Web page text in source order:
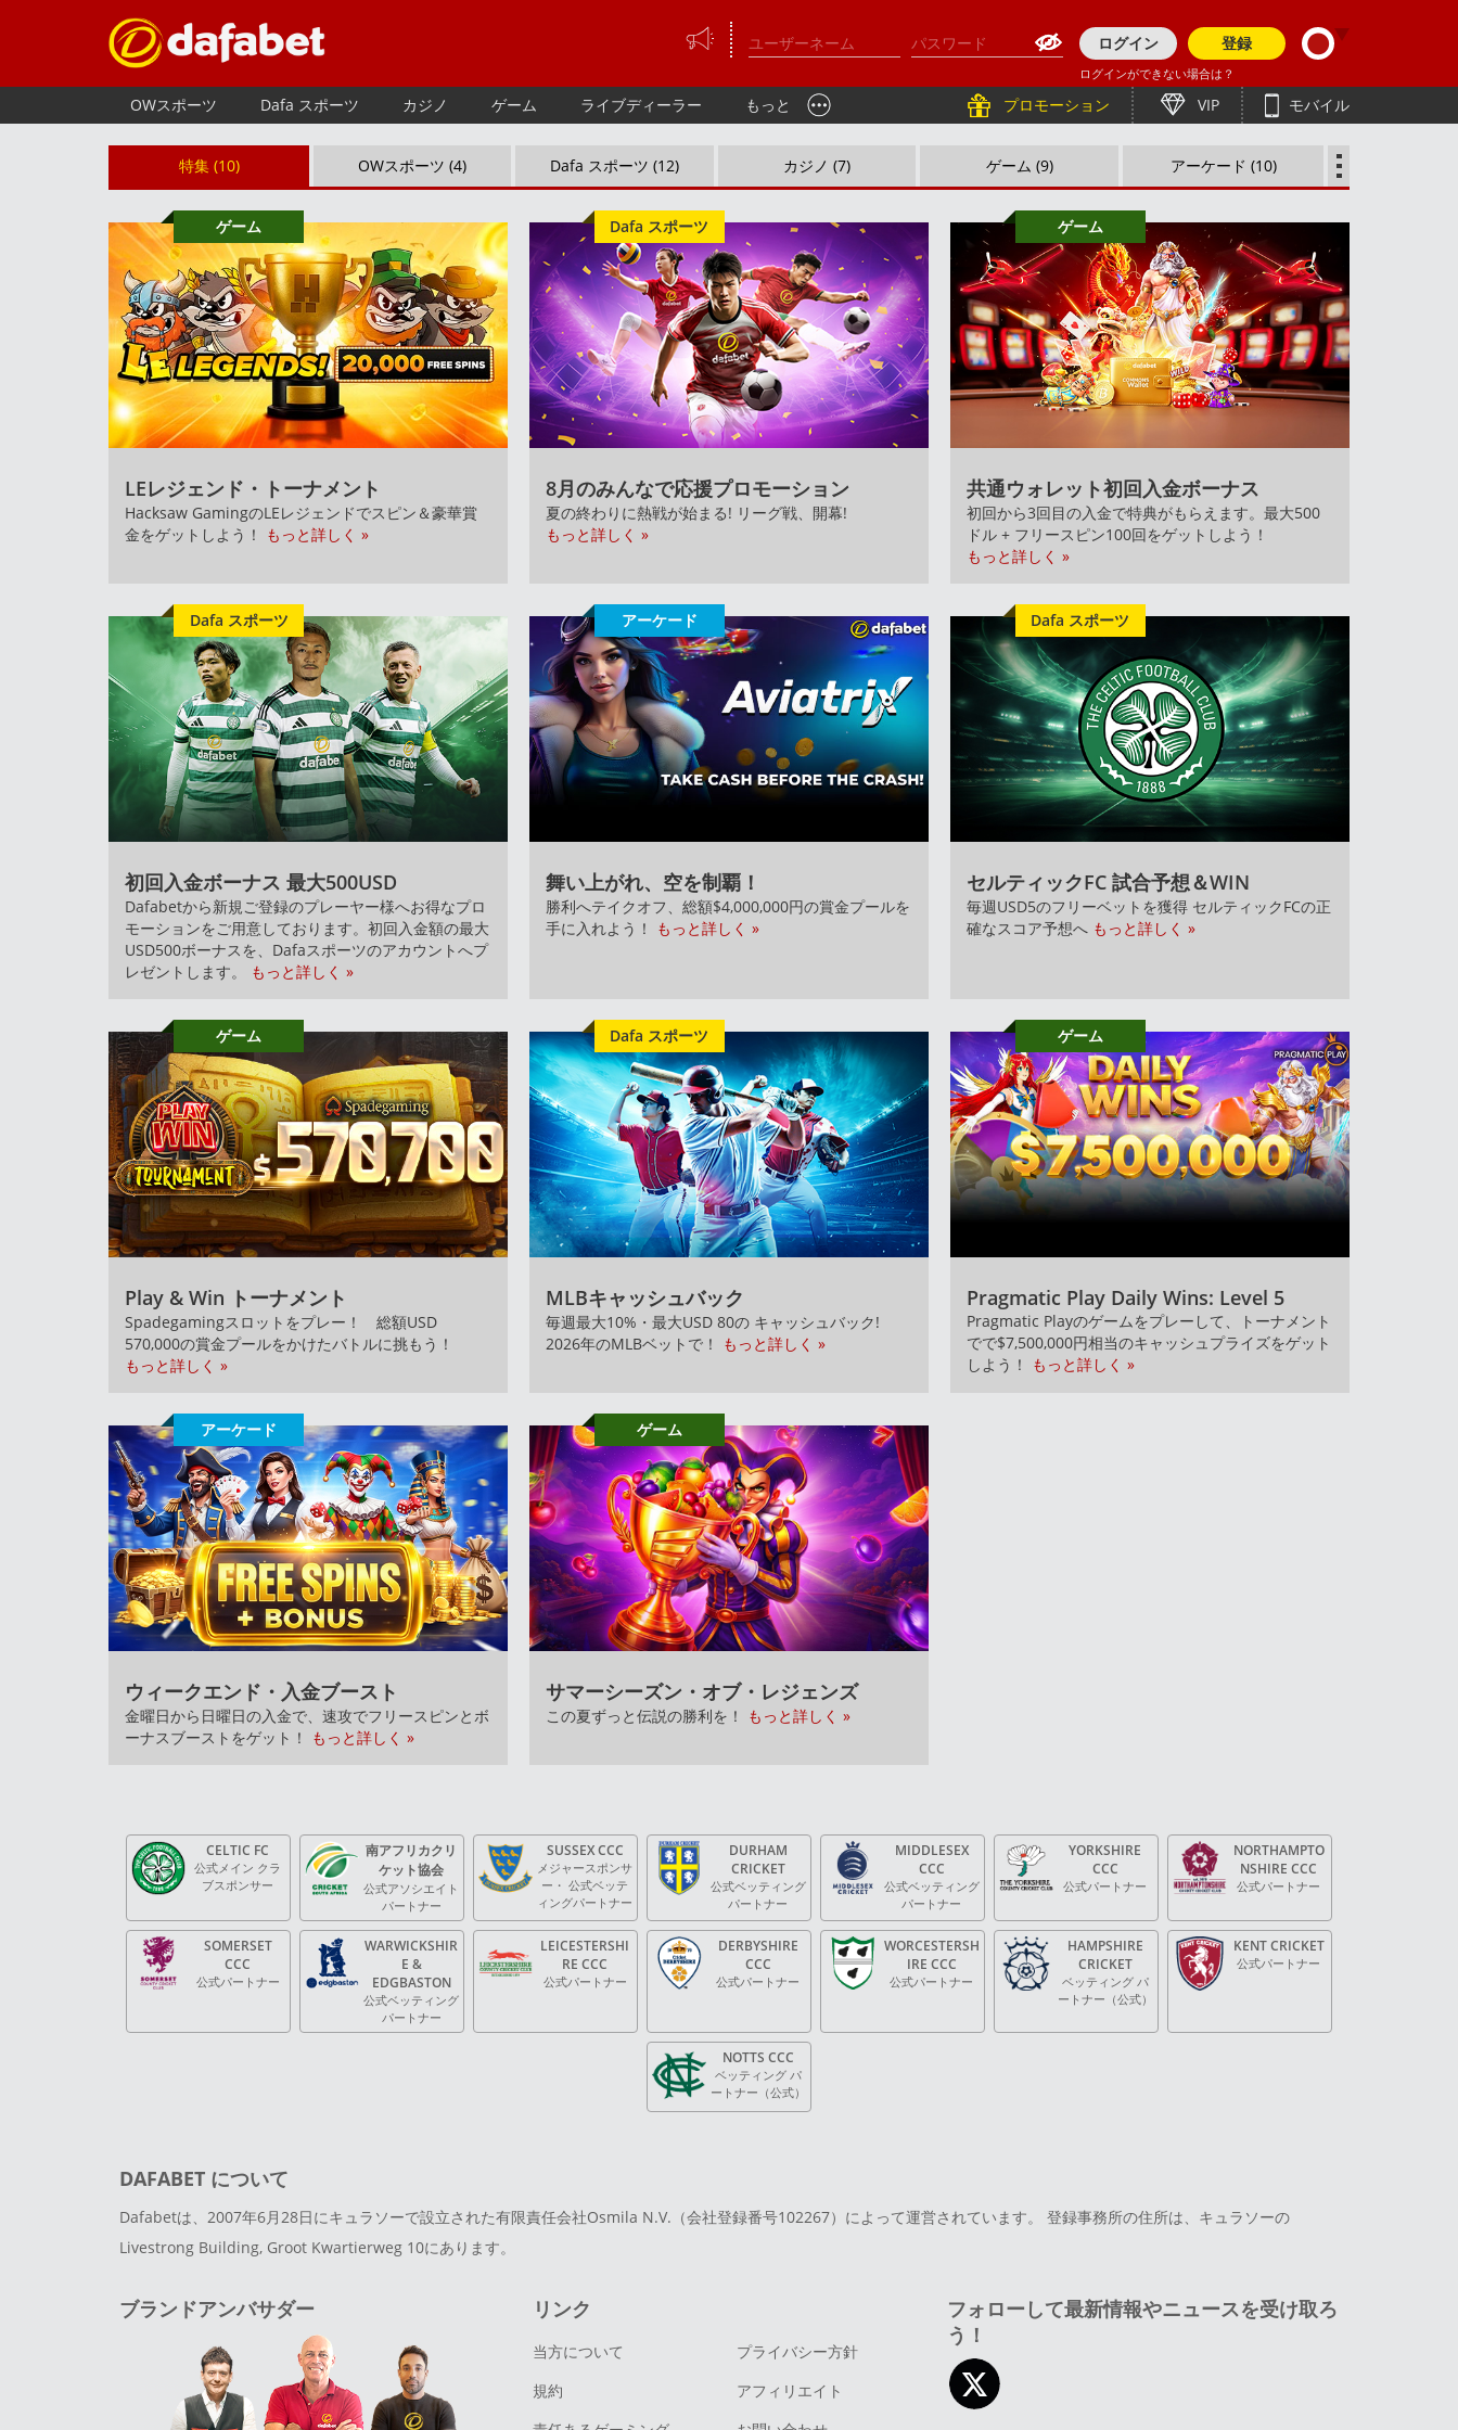
ログイン
ログインができない場合は？
登録
English (Asia)
简体中文
ภาษาไทย
Tiếng Việt
Bahasa Indonesia
한국어
English
हिन्दी
Bengali (India)
English (Bangladesh)
Bengali (Bangladesh)
Polish
Español
OWスポーツ Dafa スポーツ カジノ ゲーム ライブディーラー もっと プロモーション VIP モバイル
特集 (10) OWスポーツ (4) Dafa スポーツ (12) カジノ (7) ゲーム (9)
アーケード (10)
ライブディーラー (8)
ゲーム
LEレジェンド・トーナメント
Hacksaw GamingのLEレジェンドでスピン＆豪華賞
金をゲットしよう！
もっと詳しく »
Dafa スポーツ
8月のみんなで応援プロモーション
夏の終わりに熱戦が始まる! リーグ戦、開幕!
もっと詳しく »
ゲーム
共通ウォレット初回入金ボーナス
初回から3回目の入金で特典がもらえます。最大500
ドル + フリースピン100回をゲットしよう！
もっと詳しく »
Dafa スポーツ
初回入金ボーナス 最大500USD
Dafabetから新規ご登録のプレーヤー様へお得なプロ
モーションをご用意しております。初回入金額の最大
USD500ボーナスを、Dafaスポーツのアカウントへプ
レゼントします。
もっと詳しく »
アーケード
舞い上がれ、空を制覇！
勝利へテイクオフ、総額$4,000,000円の賞金プールを
手に入れよう！
もっと詳しく »
Dafa スポーツ
セルティックFC 試合予想＆WIN
毎週USD5のフリーベットを獲得 セルティックFCの正
確なスコア予想へ もっと詳しく »
ゲーム
Play & Win トーナメント
Spadegamingスロットをプレー！ 総額USD
570,000の賞金プールをかけたバトルに挑もう！
もっと詳しく »
Dafa スポーツ
MLBキャッシュバック
毎週最大10%・最大USD 80の キャッシュバック!
2026年のMLBベットで！
もっと詳しく »
ゲーム
Pragmatic Play Daily Wins: Level 5
Pragmatic Playのゲームをプレーして、トーナメント
でで$7,500,000円相当のキャッシュプライズをゲット
しよう！
もっと詳しく »
アーケード
ウィークエンド・入金ブースト
金曜日から日曜日の入金で、速攻でフリースピンとボ
ーナスブーストをゲット！
もっと詳しく »
ゲーム
サマーシーズン・オブ・レジェンズ
この夏ずっと伝説の勝利を！ もっと詳しく »
CELTIC FC
公式メイン クラ
ブスポンサー
南アフリカクリ
ケット協会
公式アソシエイト
パートナー
SUSSEX CCC
メジャースポンサ
ー・ 公式ベッテ
ィングパートナー
DURHAM
CRICKET
公式ベッティング
パートナー
MIDDLESEX
CCC
公式ベッティング
パートナー
YORKSHIRE
CCC
公式パートナー
NORTHAMPTO
NSHIRE CCC
公式パートナー
SOMERSET
CCC
公式パートナー
WARWICKSHIR
E &
EDGBASTON
公式ベッティング
パートナー
LEICESTERSHI
RE CCC
公式パートナー
DERBYSHIRE
CCC
公式パートナー
WORCESTERSH
IRE CCC
公式パートナー
HAMPSHIRE
CRICKET
ベッティング パ
ートナー（公式）
KENT CRICKET
公式パートナー
NOTTS CCC
ベッティング パ
ートナー（公式）
DAFABET について
Dafabetは、2007年6月28日にキュラソーで設立された有限責任会社Osmila N.V.（会社登録番号102267）によって運営されています。 登録事務所の住所は、キュラソーの
Livestrong Building, Groot Kwartierweg 10にあります。
ブランドアンバサダー リンク
当方について
規約
プライバシー方針
アフィリエイト
フォローして最新情報やニュースを受け取ろ
う！